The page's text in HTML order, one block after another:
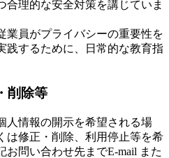
合理的な安全対策を講じていま
業員がプライバシーの重要性を
践するために、日常的な教育指
削除等
人情報の開示を希望される場
は修正・削除、利用停止等を希
問い合わせ先までE-mail また